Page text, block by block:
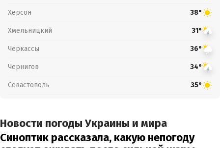
Херсон 38°
Хмельницкий 31°
Черкассы 36°
Чернигов 34°
Севастополь 35°
Новости погоды Украины и мира
Синоптик рассказала, какую непогоду